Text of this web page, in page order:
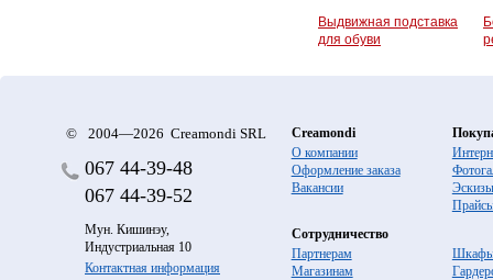
Выдвижная подставка
для обуви
© 2004—2026 Creamondi SRL
067 44-39-48
067 44-39-52
Мун. Кишинэу,
Индустриальная 10
Контактная информация
Creamondi
О компании
Оформление заказа
Вакансии
Эскизы
Сотрудничество
Партнерам
Магазинам